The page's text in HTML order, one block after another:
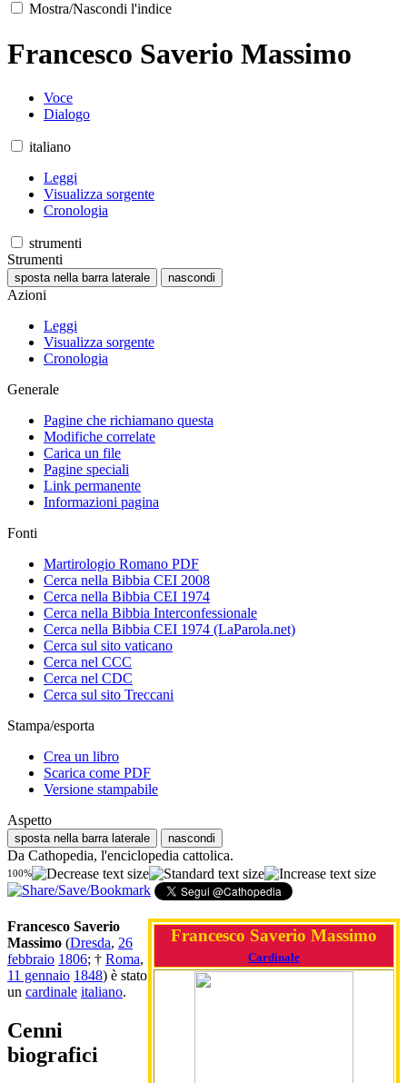
Mostra/Nascondi l'indice
Francesco Saverio Massimo
Voce
Dialogo
italiano
Leggi
Visualizza sorgente
Cronologia
strumenti
Strumenti
sposta nella barra laterale nascondi
Azioni
Leggi
Visualizza sorgente
Cronologia
Generale
Pagine che richiamano questa
Modifiche correlate
Carica un file
Pagine speciali
Link permanente
Informazioni pagina
Fonti
Martirologio Romano PDF
Cerca nella Bibbia CEI 2008
Cerca nella Bibbia CEI 1974
Cerca nella Bibbia Interconfessionale
Cerca nella Bibbia CEI 1974 (LaParola.net)
Cerca sul sito vaticano
Cerca nel CCC
Cerca nel CDC
Cerca sul sito Treccani
Stampa/esporta
Crea un libro
Scarica come PDF
Versione stampabile
Aspetto
sposta nella barra laterale nascondi
Da Cathopedia, l'enciclopedia cattolica.
100%
Francesco Saverio Massimo
Cardinale
Francesco Saverio
Massimo (Dresda, 26
febbraio 1806; † Roma,
11 gennaio 1848) è stato
un cardinale italiano.
Cenni
biografici